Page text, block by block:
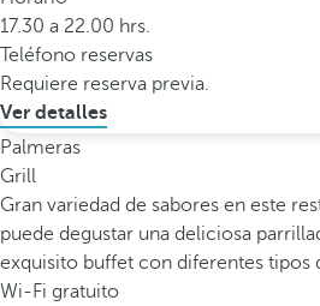
17.30 a 22.00 hrs.
Teléfono reservas
Requiere reserva previa.
Ver detalles
Palmeras
Grill
Gran variedad de sabores en este
puede degustar una deliciosa
exquisito buffet con diferentes tipos
Wi-Fi gratuito